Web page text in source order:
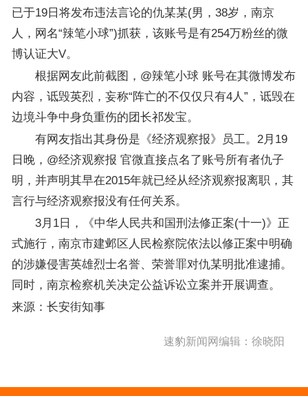
已于19日将发布违法言论的仇某某(男，38岁，南京
人，网名“辣笔小球”)抓获，该账号是有254万粉丝的微
博认证大V。
根据网友此前截图，@辣笔小球 账号在其微博发布
内容，诋毁英烈，妄称“阵亡的不仅仅只有4人”，诋毁在
边境斗争中身负重伤的团长祁发宝。
有网友指出其身份是《经济观察报》员工。2月19
日晚，@经济观察报 官微直接点名了账号所有者仇子
明，并声明其早在2015年就已经从经济观察报离职，其
言行与经济观察报没有任何关系。
3月1日，《中华人民共和国刑法修正案(十一)》正
式施行，南京市建邺区人民检察院依法以修正案中明确
的涉嫌侵害英雄烈士名誉、荣誉罪对仇某明批准逮捕。
同时，南京检察机关决定公益诉讼立案并开展调查。
来源：长安街知事
速豹新闻网编辑：徐晓阳